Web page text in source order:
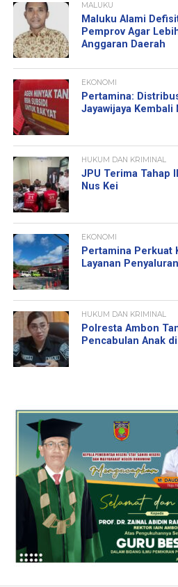
MALUKU
Maluku Alami
Pemprov Agar
Anggaran Daerah
EKONOMI
Pertamina:
Jayawijaya Kembali
HUKUM DAN KRIMINAL
JPU Terima Tahap
Nus Kei
EKONOMI
Pertamina Perkuat
Layanan
HUKUM DAN KRIMINAL
Polresta Ambon
Pencabulan Anak